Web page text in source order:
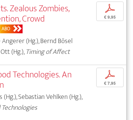
Zealous Zombies,
Crowd
ABO
(Hg.), Bernd Bösel
(Hg.),Timing of Affect
p
€ 9,95
Technologies. An
(Hg.), Sebastian Vehlken (Hg.),
p
€ 7,95